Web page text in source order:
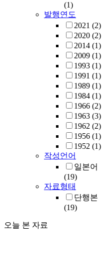
(1)
발행연도
2021 (2)
2020 (2)
2014 (1)
2009 (1)
1993 (1)
1991 (1)
1989 (1)
1984 (1)
1966 (2)
1963 (3)
1962 (2)
1956 (1)
1952 (1)
작성언어
일본어
(19)
자료형태
단행본
(19)
오늘 본 자료